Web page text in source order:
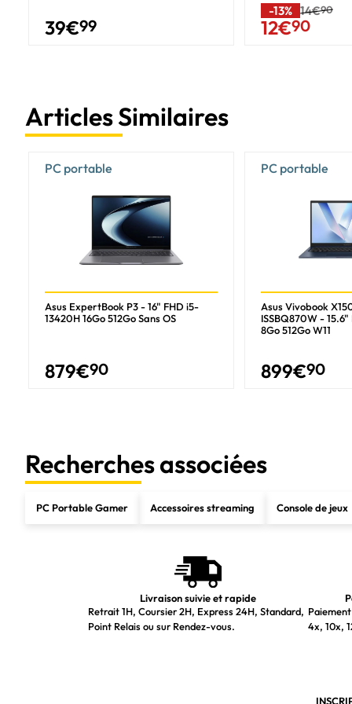
Nombre de threads du processeur
Type de cache de processeur
Cache L3
Cache L2
Unité de traitement neuronal (NPU)
Unité de traitement neuronal (NPU)
Mémoire
Type de mémoire interne
Support de stockage
Capacité totale de stockage
Supports de stockage
Capacité du Solid State Drive (SSD)
Interface du Solid State Drive (SSD)
39€99
-13% 14€90
12€90
Articles Similaires
PC portable
Asus ExpertBook P3 - 16" FHD i5-
13420H 16Go 512Go Sans OS
879€90
PC portable
Asus Vivobook
ISSBQ870W - 15.6"
8Go 512Go W11
899€90
Recherches associées
PC Portable Gamer Accessoires streaming Console de jeux
Livraison suivie et rapide
Retrait 1H, Coursier 2H, Express 24H, Standard,
Point Relais ou sur Rendez-vous.
4x, 10x,